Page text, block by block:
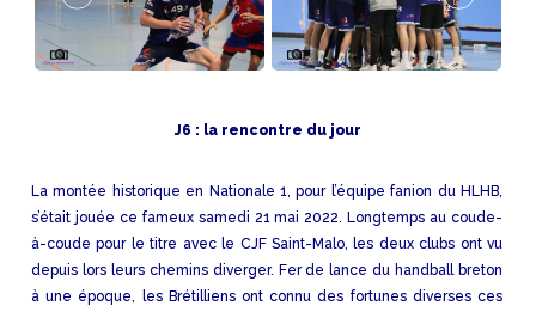
J6 : la rencontre du jour
La montée historique en Nationale 1, pour l’équipe fanion du HLHB,
s’était jouée ce fameux samedi 21 mai 2022. Longtemps au coude-
à-coude pour le titre avec le CJF Saint-Malo, les deux clubs ont vu
depuis lors leurs chemins diverger. Fer de lance du handball breton
à une époque, les Brétilliens ont connu des fortunes diverses ces